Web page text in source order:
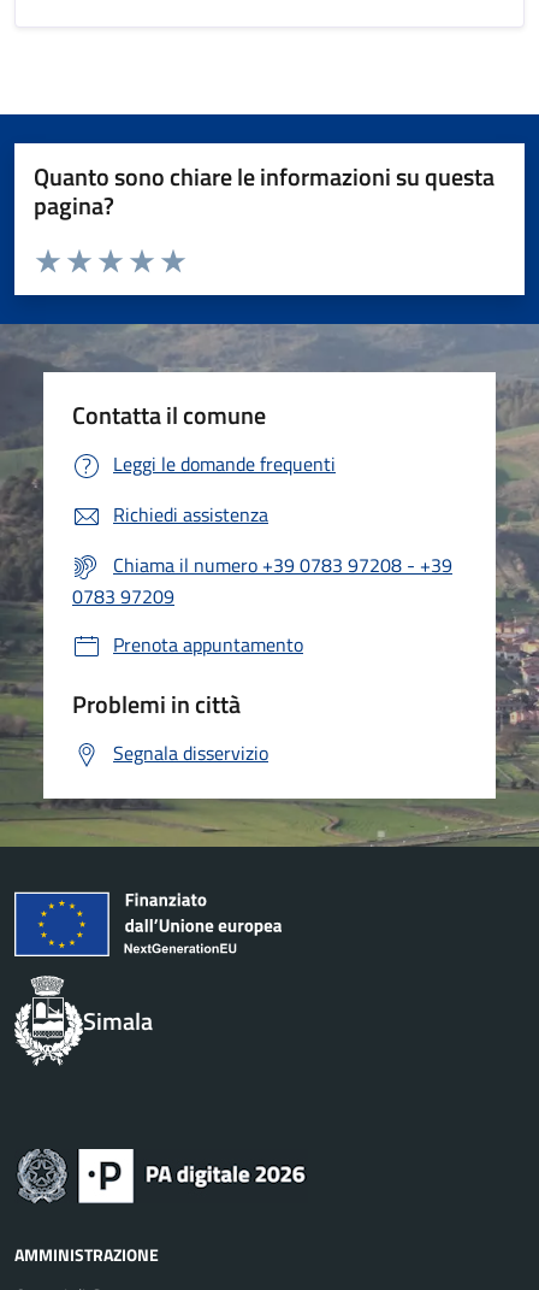
Quanto sono chiare le informazioni su questa
pagina?
Valuta da 1 a 5 stelle la pagina
Valuta 5 stelle su 5
Valuta 4 stelle su 5
Valuta 3 stelle su 5
Valuta 2 stelle su 5
Valuta 1 stelle su 5
Contatta il comune
Leggi le domande frequenti
Richiedi assistenza
Chiama il numero +39 0783 97208 - +39
0783 97209
Prenota appuntamento
Problemi in città
Segnala disservizio
Simala
AMMINISTRAZIONE